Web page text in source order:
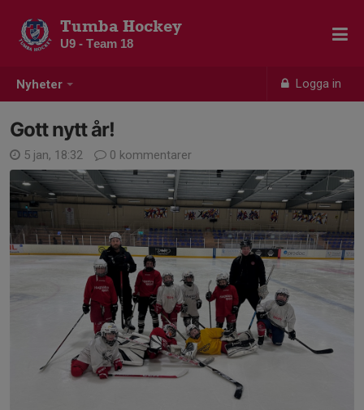
Nyheter Logga in
Tumba Hockey
U9 - Team 18
Gott nytt år!
5 jan, 18:32 0 kommentarer